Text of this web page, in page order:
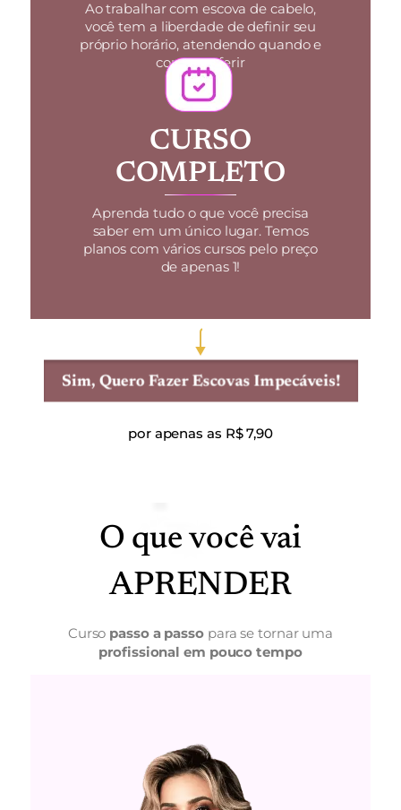
Ao trabalhar com escova de cabelo,
você tem a liberdade de definir seu
próprio horário, atendendo quando e
como preferir
CURSO
COMPLETO
Aprenda tudo o que você precisa
saber em um único lugar. Temos
planos com vários cursos pelo preço
de apenas 1!
Sim, Quero Fazer Escovas Impecáveis!
por apenas as R$ 7,90
O que você vai
APRENDER
Curso passo a passo para se tornar uma
profissional em pouco tempo